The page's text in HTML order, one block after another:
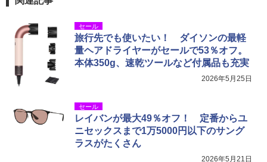
セール
旅行先でも使いたい！ ダイソンの最軽
量ヘアドライヤーがセールで53％オフ。
本体350g、速乾ツールなど付属品も充実
2026年5月25日
セール
レイバンが最大49％オフ！ 定番からユ
ニセックスまで1万5000円以下のサング
ラスがたくさん
2026年5月21日